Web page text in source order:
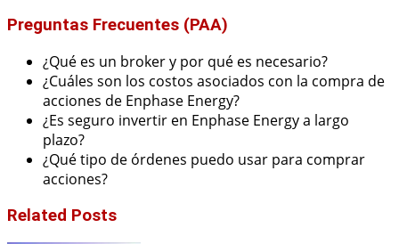
Preguntas Frecuentes (PAA)
¿Qué es un broker y por qué es necesario?
¿Cuáles son los costos asociados con la compra de
acciones de Enphase Energy?
¿Es seguro invertir en Enphase Energy a largo
plazo?
¿Qué tipo de órdenes puedo usar para comprar
acciones?
Related Posts